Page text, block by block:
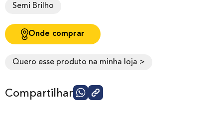
Semi Brilho
Onde comprar
Quero esse produto na minha loja >
Compartilhar